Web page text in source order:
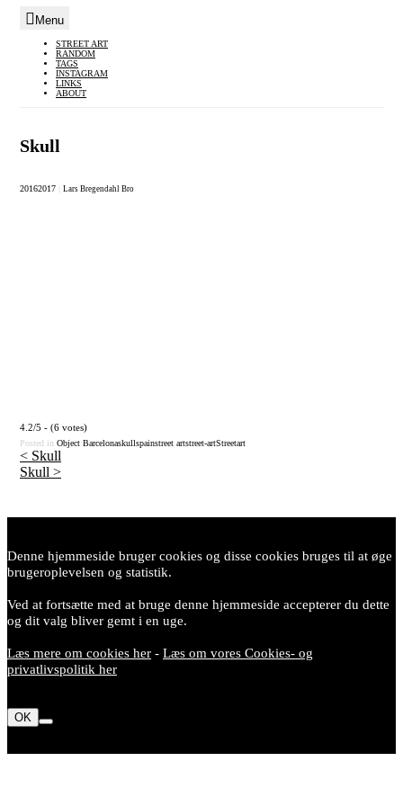
Skip
content
Menu
STREET ART
RANDOM
TAGS
INSTAGRAM
LINKS
ABOUT
Skull
20162017 Lars Bregendahl Bro
4.2/5 - (6 votes)
Posted in Object Barcelonaskullspainstreet artstreet-artStreetart
Post
< Skull
Skull >
Denne hjemmeside bruger cookies og disse cookies bruges til at øge
brugeroplevelsen og statistik.
Ved at fortsætte med at bruge denne hjemmeside accepterer du dette
og dit valg bliver gemt i en uge.
Læs mere om cookies her - Læs om vores Cookies- og
privatlivspolitik her
OK